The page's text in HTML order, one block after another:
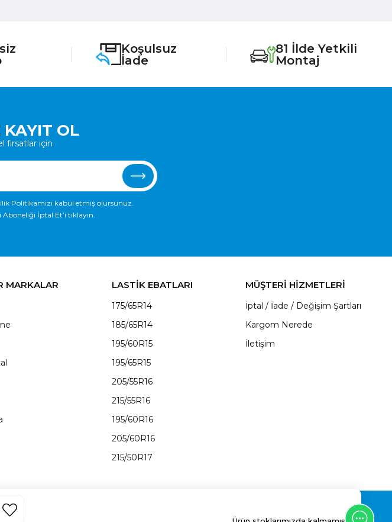
Koşulsuz
İade
81 İlde Yetkili
Montaj
KAYIT OL
fırsatlar için
Politikamızı kabul etmiş olursunuz.
İptal Et’i tıklayın.
MARKALAR LASTİK EBATLARI
175/65R14
185/65R14
195/60R15
195/65R15
205/55R16
215/55R16
195/60R16
205/60R16
215/50R17
MÜŞTERİ HİZMETLERİ
İptal / İade / Değişim Şartları
Kargom Nerede
İletişim